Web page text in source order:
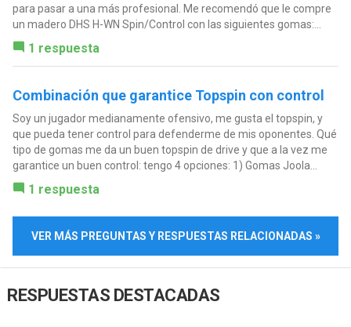
para pasar a una más profesional. Me recomendó que le compre
un madero DHS H-WN Spin/Control con las siguientes gomas:...
1 respuesta
Combinación que garantice Topspin con control
Soy un jugador medianamente ofensivo, me gusta el topspin, y
que pueda tener control para defenderme de mis oponentes. Qué
tipo de gomas me da un buen topspin de drive y que a la vez me
garantice un buen control: tengo 4 opciones: 1) Gomas Joola...
1 respuesta
VER MÁS PREGUNTAS Y RESPUESTAS RELACIONADAS »
RESPUESTAS DESTACADAS